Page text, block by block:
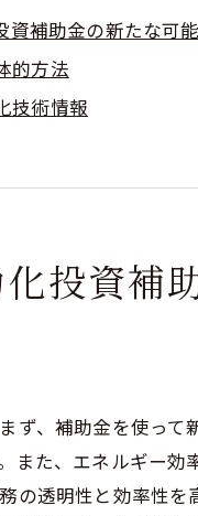
資補助金の新たな可
的方法
技術情報
性
の重要性
省力化投資補助金の
の戦略
活用法
による市場拡大
け
投資補
、補助金を使っ
た、エネルギー
の透明性と効率性